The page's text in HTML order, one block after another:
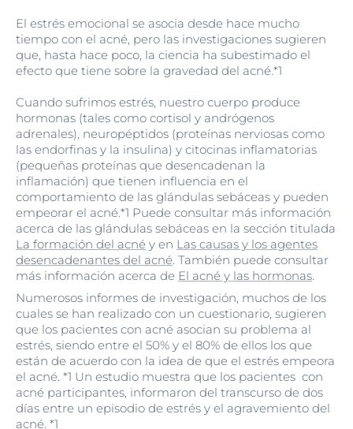
El estrés emocional se asocia desde hace mucho
tiempo con el acné, pero las investigaciones sugieren
que, hasta hace poco, la ciencia ha subestimado el
efecto que tiene sobre la gravedad del acné.*1
Cuando sufrimos estrés, nuestro cuerpo produce
hormonas (tales como cortisol y andrógenos
adrenales), neuropéptidos (proteínas nerviosas como
las endorfinas y la insulina) y citocinas inflamatorias
(pequeñas proteínas que desencadenan la
inflamación) que tienen influencia en el
comportamiento de las glándulas sebáceas y pueden
empeorar el acné.*1 Puede consultar más información
acerca de las glándulas sebáceas en la sección titulada
La formación del acné y en Las causas y los agentes
desencadenantes del acné. También puede consultar
más información acerca de El acné y las hormonas.
Numerosos informes de investigación, muchos de los
cuales se han realizado con un cuestionario, sugieren
que los pacientes con acné asocian su problema al
estrés, siendo entre el 50% y el 80% de ellos los que
están de acuerdo con la idea de que el estrés empeora
el acné. *1 Un estudio muestra que los pacientes con
acné participantes, informaron del transcurso de dos
días entre un episodio de estrés y el agravemiento del
acné. *1